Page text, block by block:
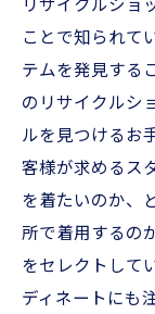
リサイクルショ
ことで知られて
テムを発見する
のリサイクルシ
ルを見つけるお
客様が求めるス
を着たいのか、
所で着用するの
をセレクトして
ディネートにも